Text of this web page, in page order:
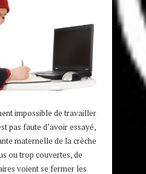
impossible de travailler
pas faute d’avoir essayé,
maternelle de la crèche
ou trop couvertes, de
voient se fermer les